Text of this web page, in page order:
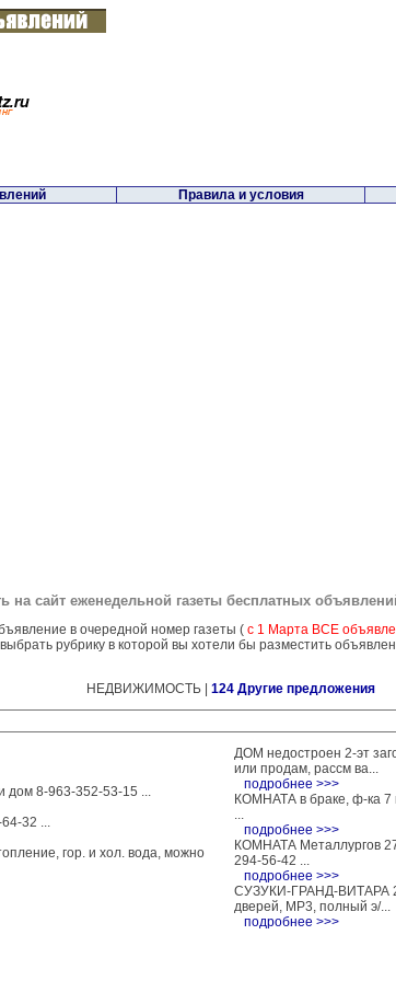
Правила и условия
на сайт еженедельной газеты бесплатных
в очередной номер газеты ( с 1 Марта ВСЕ
рубрику в которой вы хотели бы разместить
НЕДВИЖИМОСТЬ | 124 Другие предложения
дом 8-963-352-53-15 ...
32 ...
гор. и хол. вода, можно
ДОМ недостроен 2-эт
или продам, рассм ва...
подробнее >>>
КОМНАТА в браке, ф-ка 7
...
подробнее >>>
КОМНАТА Металлургов
294-56-42 ...
подробнее >>>
СУЗУКИ-ГРАНД-ВИТАРА
дверей, МР3, полный э/...
подробнее >>>